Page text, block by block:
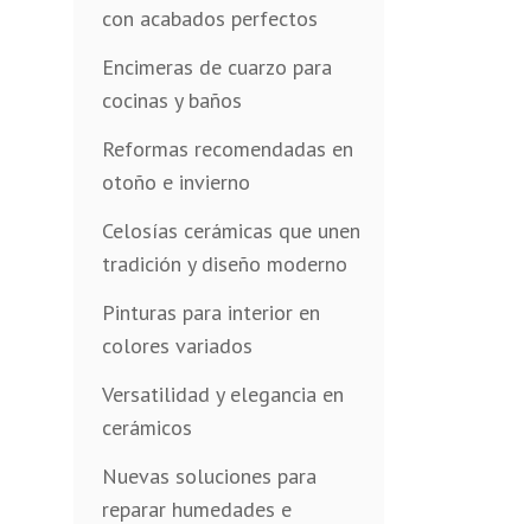
con acabados perfectos
Encimeras de cuarzo para
cocinas y baños
Reformas recomendadas en
otoño e invierno
Celosías cerámicas que unen
tradición y diseño moderno
Pinturas para interior en
colores variados
Versatilidad y elegancia en
cerámicos
Nuevas soluciones para
reparar humedades e